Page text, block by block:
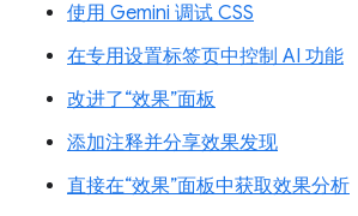
使用 Gemini 调试 CSS
在专用设置标签页中控制 AI 功能
改进了“效果”面板
添加注释并分享效果发现
直接在“效果”面板中获取效果分析